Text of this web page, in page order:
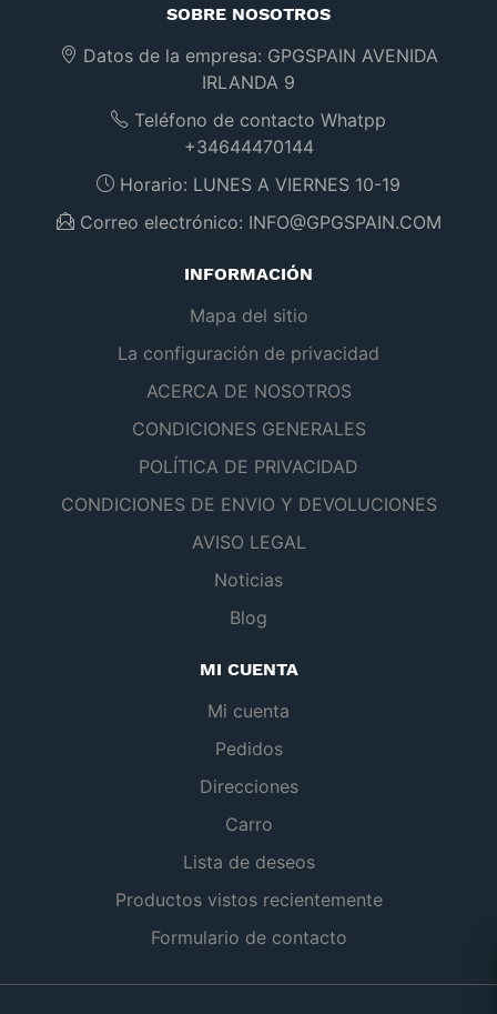
SOBRE NOSOTROS
Datos de la empresa: GPGSPAIN AVENIDA
IRLANDA 9
Teléfono de contacto Whatpp
+34644470144
Horario: LUNES A VIERNES 10-19
Correo electrónico: INFO@GPGSPAIN.COM
INFORMACIÓN
Mapa del sitio
La configuración de privacidad
ACERCA DE NOSOTROS
CONDICIONES GENERALES
POLÍTICA DE PRIVACIDAD
CONDICIONES DE ENVIO Y DEVOLUCIONES
AVISO LEGAL
Noticias
Blog
MI CUENTA
Mi cuenta
Pedidos
Direcciones
Carro
Lista de deseos
Productos vistos recientemente
Formulario de contacto